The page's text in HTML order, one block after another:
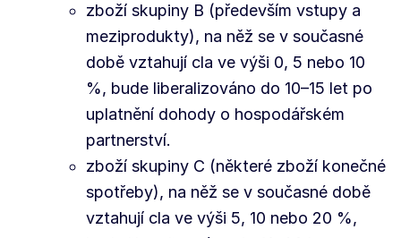
zboží skupiny B (především vstupy a
meziprodukty), na něž se v současné
době vztahují cla ve výši 0, 5 nebo 10
%, bude liberalizováno do 10–15 let po
uplatnění dohody o hospodářském
partnerství.
zboží skupiny C (některé zboží konečné
spotřeby), na něž se v současné době
vztahují cla ve výši 5, 10 nebo 20 %,